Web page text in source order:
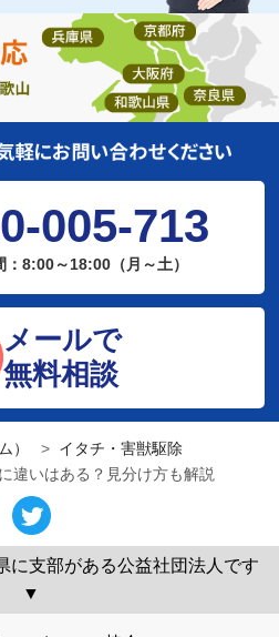
005-713
：8:00～18:00（月～土）
メールで
無料相談
）
イタチ・害獣駆除
違いはある？見分け方も解説
支部がある公益社団法人です
▼